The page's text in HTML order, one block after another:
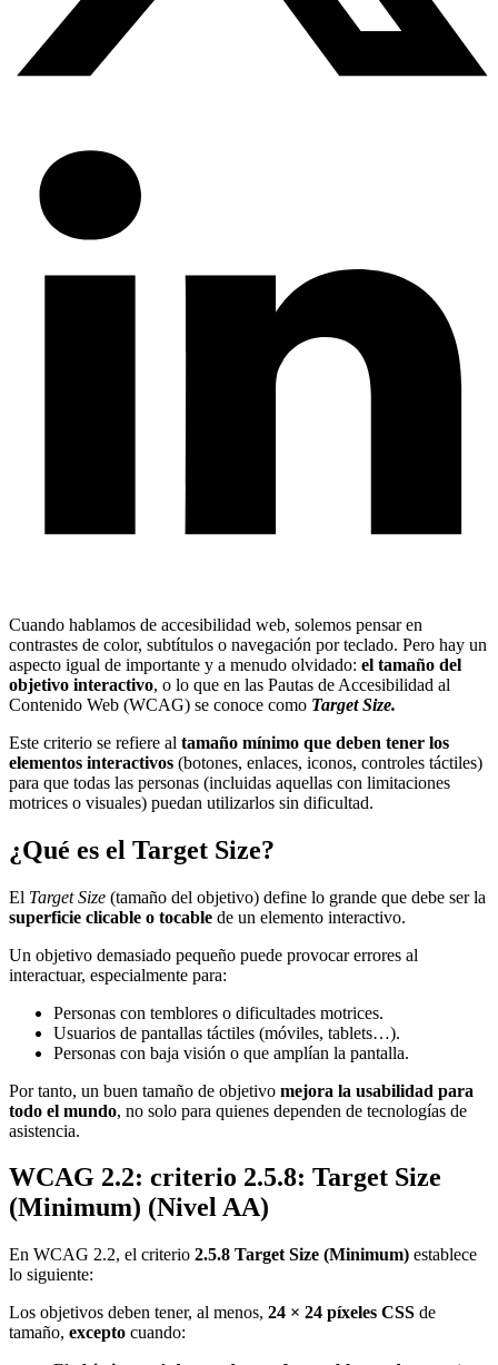
Cuando hablamos de accesibilidad web, solemos pensar en
contrastes de color, subtítulos o navegación por teclado. Pero hay un
aspecto igual de importante y a menudo olvidado: el tamaño del
objetivo interactivo, o lo que en las Pautas de Accesibilidad al
Contenido Web (WCAG) se conoce como Target Size.
Este criterio se refiere al tamaño mínimo que deben tener los
elementos interactivos (botones, enlaces, iconos, controles táctiles)
para que todas las personas (incluidas aquellas con limitaciones
motrices o visuales) puedan utilizarlos sin dificultad.
¿Qué es el Target Size?
El Target Size (tamaño del objetivo) define lo grande que debe ser la
superficie clicable o tocable de un elemento interactivo.
Un objetivo demasiado pequeño puede provocar errores al
interactuar, especialmente para:
Personas con temblores o dificultades motrices.
Usuarios de pantallas táctiles (móviles, tablets…).
Personas con baja visión o que amplían la pantalla.
Por tanto, un buen tamaño de objetivo mejora la usabilidad para
todo el mundo, no solo para quienes dependen de tecnologías de
asistencia.
WCAG 2.2: criterio 2.5.8: Target Size
(Minimum) (Nivel AA)
En WCAG 2.2, el criterio 2.5.8 Target Size (Minimum) establece
lo siguiente:
Los objetivos deben tener, al menos, 24 × 24 píxeles CSS de
tamaño, excepto cuando: